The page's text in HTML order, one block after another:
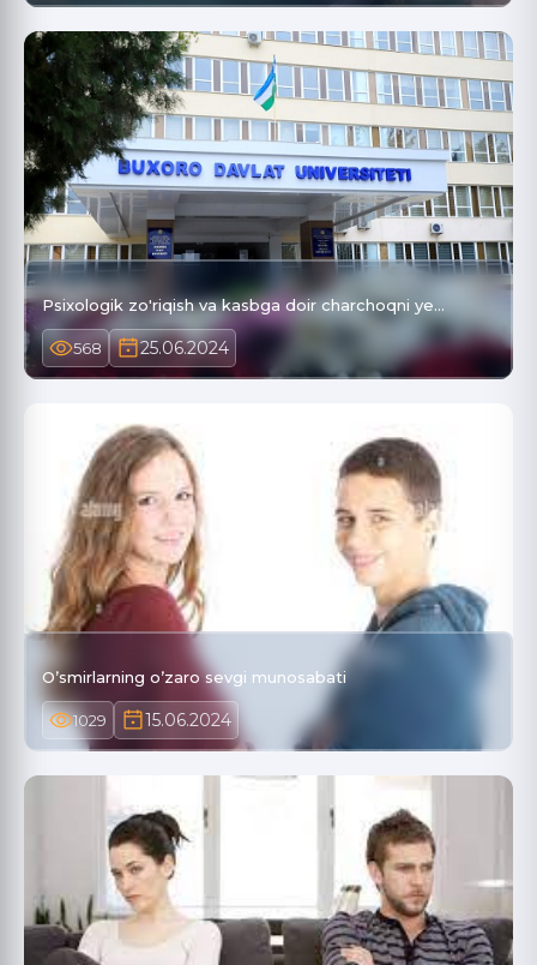
Psixologik zo'riqish va kasbga doir charchoqni ye…
568 25.06.2024
Oʼsmirlarning oʼzaro sevgi munosabati
1029 15.06.2024